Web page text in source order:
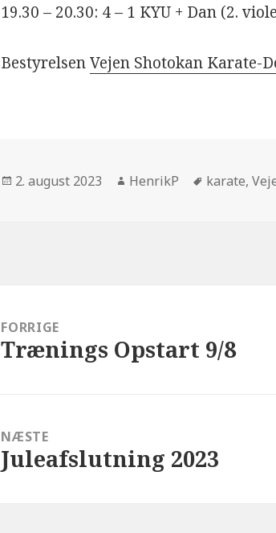
19.30 – 20.30: 4 – 1 KYU + Dan (2.
BestyrelsenVejen Shotokan Karate-
Udgivet
2. august 2023 Forfatter
HenrikP Tags
karate,
FORRIGE
Forrige
Trænings Opstart 9/8
NÆSTE
Næste
Juleafslutning 2023